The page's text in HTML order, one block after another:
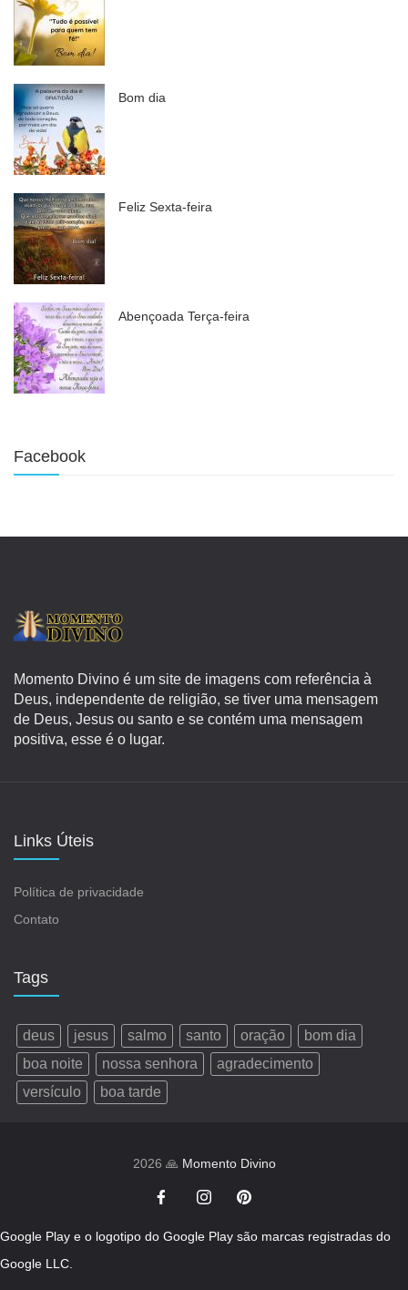
Bom dia
Feliz Sexta-feira
Abençoada Terça-feira
Facebook
Momento Divino é um site de imagens com referência à
Deus, independente de religião, se tiver uma mensagem
de Deus, Jesus ou santo e se contém uma mensagem
positiva, esse é o lugar.
Links Úteis
Política de privacidade
Contato
Tags
deus jesus salmo santo oração
bom dia
boa noite
nossa senhora
agradecimento
versículo
boa tarde
2026 🙏 Momento Divino
Google Play e o logotipo do Google Play são marcas registradas do
Google LLC.